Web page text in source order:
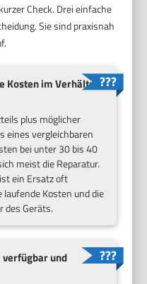
Check. Drei einfache
Sie sind praxisnah
Kosten im Verhältnis
plus möglicher
eines vergleichbaren
bei unter 30 bis 40
meist die Reparatur.
ein Ersatz oft
Kosten und die
des Geräts.
und